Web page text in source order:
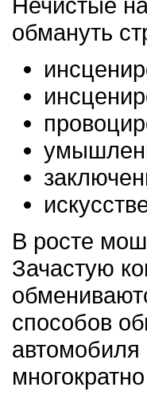
обмануть
В росте
Зачастую
способов
автомобиля